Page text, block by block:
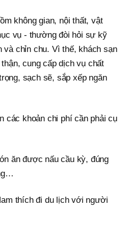
không gian, nội thất, vật
vụ - thường đòi hỏi sự kỹ
và chỉn chu. Vì thế, khách sạn
cung cấp dịch vụ chất
sạch sẽ, sắp xếp ngăn
các khoản chi phí cần phải cụ
ăn được nấu cầu kỳ, đúng
thích đi du lịch với người